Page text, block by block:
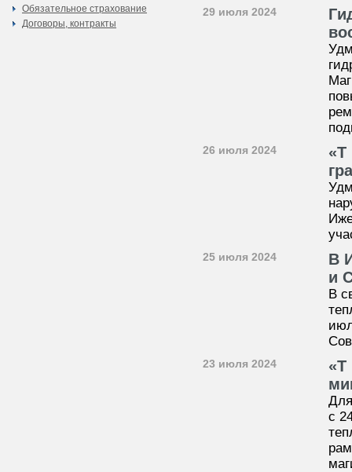
Обязательное страхование
Договоры, контракты
29 июля 2024
26 июля 2024
«Т
25 июля 2024
В
и
В
23 июля 2024
«Т
с